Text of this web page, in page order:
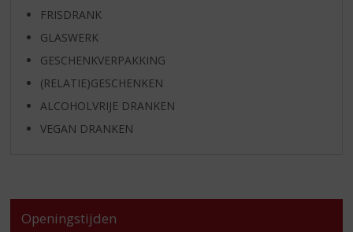
FRISDRANK
GLASWERK
GESCHENKVERPAKKING
(RELATIE)GESCHENKEN
ALCOHOLVRIJE DRANKEN
VEGAN DRANKEN
Openingstijden